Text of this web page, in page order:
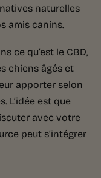
naturelles
amis canins.
ce qu’est le CBD,
chiens âgés et
apporter selon
L’idée est que
avec votre
peut s’intégrer